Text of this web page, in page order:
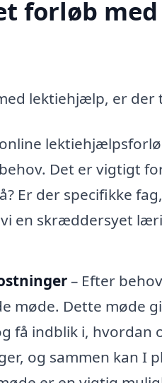
forløb
lektiehjælp, er
Det er vigtigt
Er der specifikke
en skræddersyet
– Efter
møde. Dette møde
få indblik i, hvordan
og sammen kan I